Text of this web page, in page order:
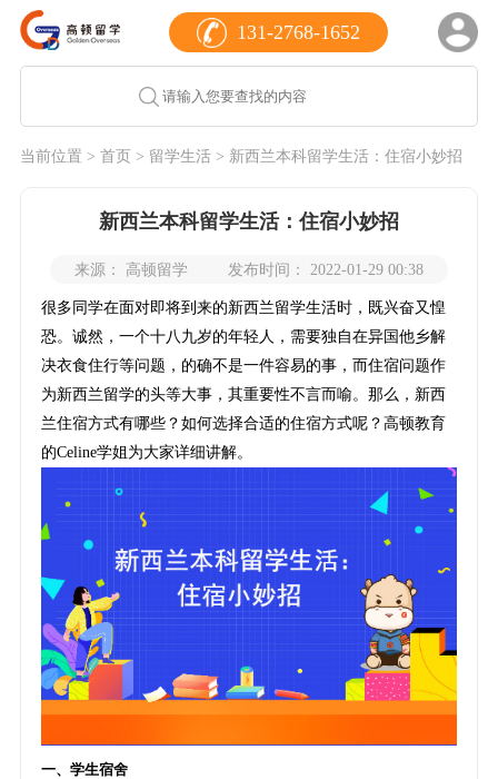
131-2768-1652
当前位置 > 首页 > 留学生活> 新西兰本科留学生活：住宿小妙招
新西兰本科留学生活：住宿小妙招
来源： 高顿留学 发布时间： 2022-01-29 00:38
很多同学在面对即将到来的新西兰留学生活时，既兴奋又惶
恐。诚然，一个十八九岁的年轻人，需要独自在异国他乡解
决衣食住行等问题，的确不是一件容易的事，而住宿问题作
为新西兰留学的头等大事，其重要性不言而喻。那么，新西
兰住宿方式有哪些？如何选择合适的住宿方式呢？高顿教育
的Celine学姐为大家详细讲解。
一、学生宿舍